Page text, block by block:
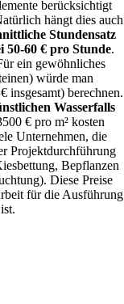
berücksichtigt
hängt dies auch
Stundensatz
50-60 € pro Stunde.
ein gewöhnliches
würde man
insgesamt) berechnen.
Wasserfalls
€ pro m² kosten
Unternehmen, die
Projektdurchführung
Bepflanzen
Diese Preise
für die Ausführung